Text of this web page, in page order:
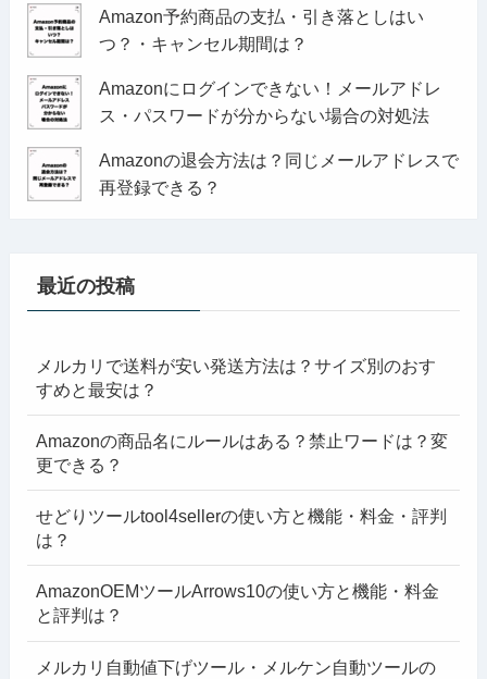
Amazon予約商品の支払・引き落としはい
つ？・キャンセル期間は？
Amazonにログインできない！メールアドレ
ス・パスワードが分からない場合の対処法
Amazonの退会方法は？同じメールアドレスで
再登録できる？
最近の投稿
メルカリで送料が安い発送方法は？サイズ別のおす
すめと最安は？
Amazonの商品名にルールはある？禁止ワードは？変
更できる？
せどりツールtool4sellerの使い方と機能・料金・評判
は？
AmazonOEMツールArrows10の使い方と機能・料金
と評判は？
メルカリ自動値下げツール・メルケン自動ツールの